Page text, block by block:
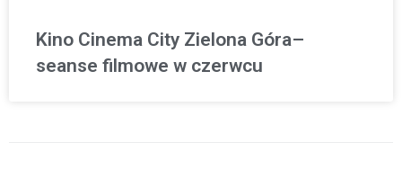
Kino Cinema City Zielona Góra–
seanse filmowe w czerwcu